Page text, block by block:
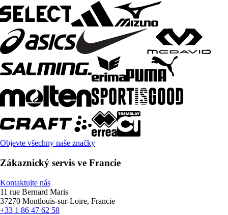
Objevte všechny naše značky
Zákaznický servis ve Francie
Kontaktujte nás
11 rue Bernard Maris
37270 Montlouis-sur-Loire, Francie
+33 1 86 47 62 58